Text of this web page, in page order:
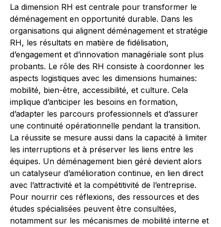
La dimension RH est centrale pour transformer le
déménagement en opportunité durable. Dans les
organisations qui alignent déménagement et stratégie
RH, les résultats en matière de fidélisation,
d’engagement et d’innovation managériale sont plus
probants. Le rôle des RH consiste à coordonner les
aspects logistiques avec les dimensions humaines:
mobilité, bien-être, accessibilité, et culture. Cela
implique d’anticiper les besoins en formation,
d’adapter les parcours professionnels et d’assurer
une continuité opérationnelle pendant la transition.
La réussite se mesure aussi dans la capacité à limiter
les interruptions et à préserver les liens entre les
équipes. Un déménagement bien géré devient alors
un catalyseur d’amélioration continue, en lien direct
avec l’attractivité et la compétitivité de l’entreprise.
Pour nourrir ces réflexions, des ressources et des
études spécialisées peuvent être consultées,
notamment sur les mécanismes de mobilité interne et